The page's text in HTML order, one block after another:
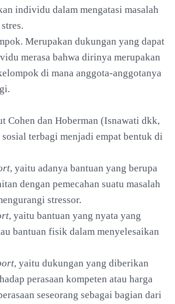
individu dalam mengatasi masalah
Merupakan dukungan yang dapat
merasa bahwa dirinya merupakan
di mana anggota-anggotanya
Cohen dan Hoberman (Isnawati dkk,
terbagi menjadi empat bentuk di
, yaitu adanya bantuan yang berupa
dengan pemecahan suatu masalah
stressor.
, yaitu bantuan yang nyata yang
bantuan fisik dalam menyelesaikan
, yaitu dukungan yang diberikan
perasaan kompeten atau harga
seseorang sebagai bagian dari